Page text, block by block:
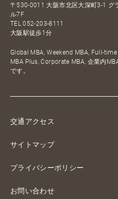
〒530-0011 大阪市北区大深町3-1 グ
ル7F
TEL052-203-8111
大阪駅徒歩1分
Global MBA, Weekend MBA, Full-
MBA Plus, Corporate MBA, 企業内
です。
交通アクセス
サイトマップ
プライバシーポリシー
お問い合わせ